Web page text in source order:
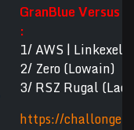
GranBlue Versus
:
1/ AWS |
2/ Zero (Lowain)
3/ RSZ Rugal
https://